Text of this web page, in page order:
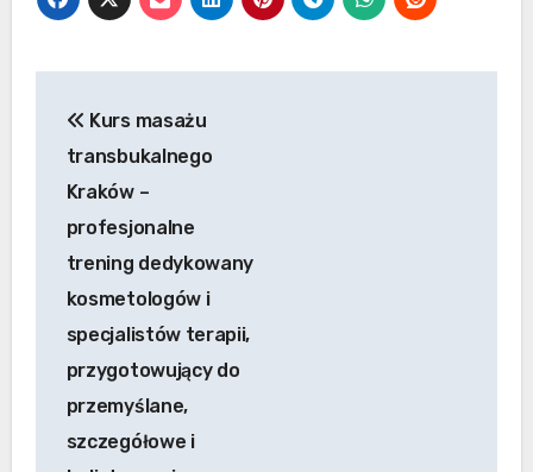
wpisu
Kurs masażu
transbukalnego
Kraków –
profesjonalne
trening dedykowany
kosmetologów i
specjalistów terapii,
przygotowujący do
przemyślane,
szczegółowe i